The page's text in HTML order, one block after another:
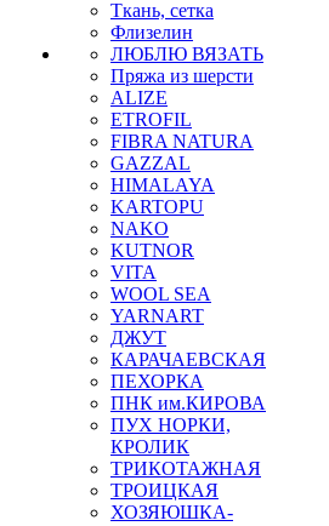
Ткань, сетка
Флизелин
ЛЮБЛЮ ВЯЗАТЬ
Пряжа из шерсти
ALIZE
ETROFIL
FIBRA NATURA
GAZZAL
HIMALAYA
KARTOPU
NAKO
KUTNOR
VITA
WOOL SEA
YARNART
ДЖУТ
КАРАЧАЕВСКАЯ
ПЕХОРКА
ПНК им.КИРОВА
ПУХ НОРКИ,
КРОЛИК
ТРИКОТАЖНАЯ
ТРОИЦКАЯ
ХОЗЯЮШКА-